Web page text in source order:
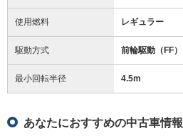
使用燃料 レギュラー
駆動方式 前輪駆動（FF）
最小回転半径 4.5m
あなたにおすすめの中古車情報